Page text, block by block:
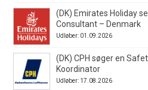
(DK) Emirates Holiday
Consultant – Denmark
Udløber: 01.09.2026
(DK) CPH søger en
Koordinator
Udløber: 17.08.2026